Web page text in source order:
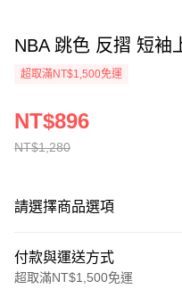
NBA 跳色 反摺 短袖
超取滿NT$1,500免運
NT$1,280
NT$896
請選擇商品選項
付款與運送方式
超取滿NT$1,500免運